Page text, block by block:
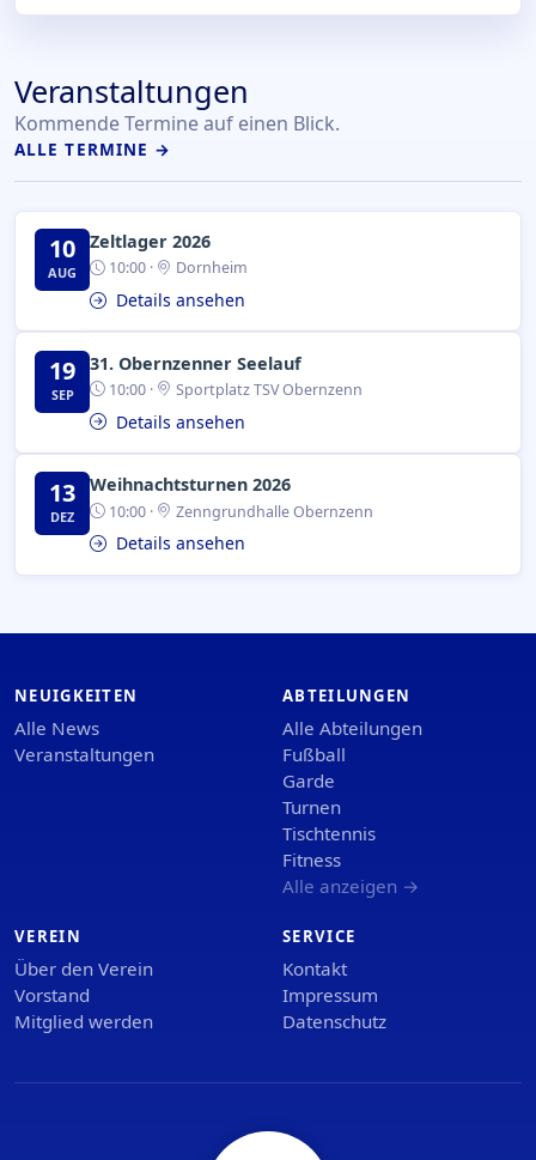
Veranstaltungen
Kommende Termine auf einen Blick.
ALLE TERMINE →
10
AUG
Zeltlager 2026
10:00 · Dornheim
Details ansehen
19
SEP
31. Obernzenner Seelauf
10:00 · Sportplatz TSV Obernzenn
Details ansehen
13
DEZ
Weihnachtsturnen 2026
10:00 · Zenngrundhalle Obernzenn
Details ansehen
NEUIGKEITEN
Alle News
Veranstaltungen
ABTEILUNGEN
Alle Abteilungen
Fußball
Garde
Turnen
Tischtennis
Fitness
Alle anzeigen →
VEREIN
Über den Verein
Vorstand
Mitglied werden
SERVICE
Kontakt
Impressum
Datenschutz